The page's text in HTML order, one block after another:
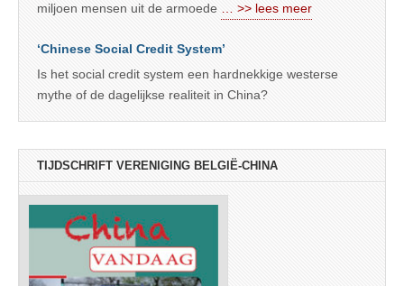
miljoen mensen uit de armoede … >> lees meer
‘Chinese Social Credit System’
Is het social credit system een hardnekkige westerse
mythe of de dagelijkse realiteit in China?
TIJDSCHRIFT VERENIGING BELGIË-CHINA